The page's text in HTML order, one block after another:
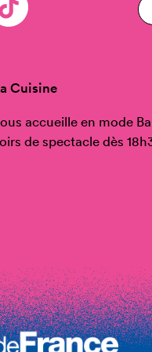
Cuisine
accueille en mode
de spectacle dès